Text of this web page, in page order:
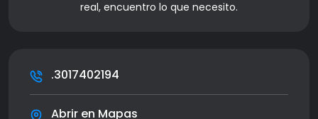
real, encuentro lo que necesito.
.3017402194
Abrir en Mapas